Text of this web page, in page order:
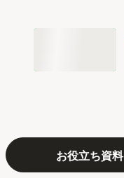
お役立ち資料